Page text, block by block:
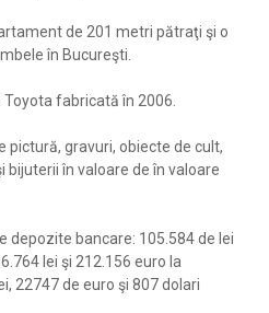
de 201 metri pătraţi şi o
în Bucureşti.
fabricată în 2006.
pictură, gravuri, obiecte de cult,
în valoare de în valoare
depozite bancare: 105.584 de lei
lei şi 212.156 euro la
22747 de euro şi 807 dolari